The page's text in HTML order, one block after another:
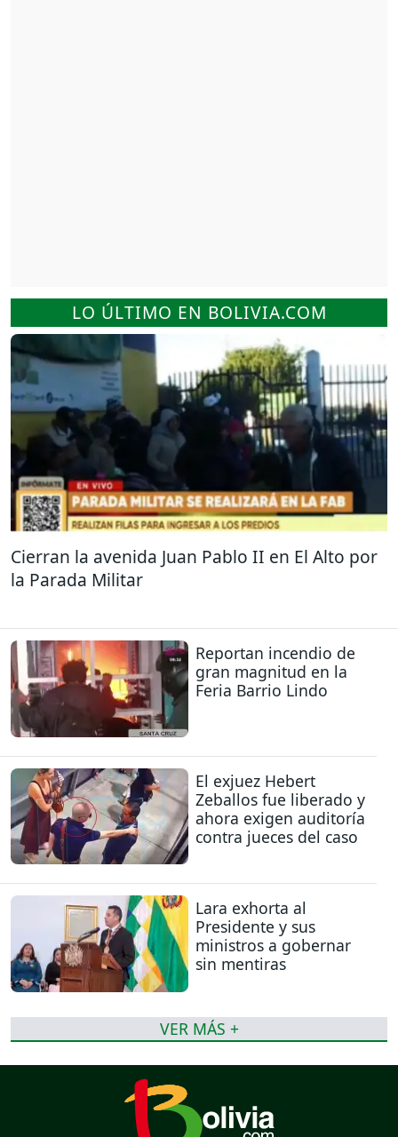
LO ÚLTIMO EN BOLIVIA.COM
Cierran la avenida Juan Pablo II en El Alto por
la Parada Militar
Reportan incendio de
gran magnitud en la
Feria Barrio Lindo
El exjuez Hebert
Zeballos fue liberado y
ahora exigen auditoría
contra jueces del caso
Lara exhorta al
Presidente y sus
ministros a gobernar
sin mentiras
VER MÁS +